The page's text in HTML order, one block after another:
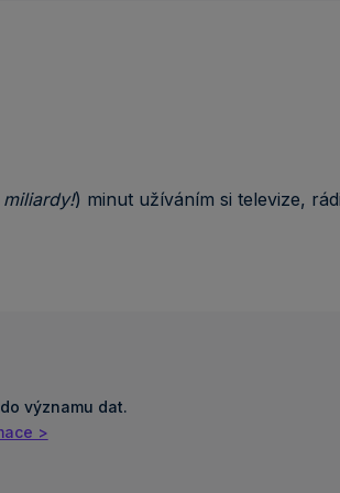
miliardy!) minut užíváním si televize,
významu dat.
>